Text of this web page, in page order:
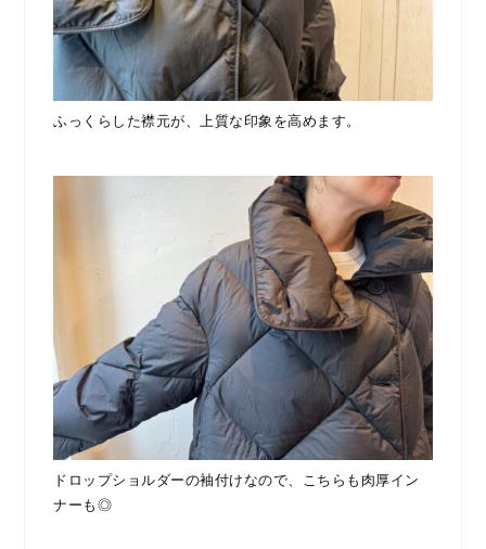
ふっくらした襟元が、上質な印象を高めます。
ドロップショルダーの袖付けなので、こちらも肉厚イン
ナーも◎